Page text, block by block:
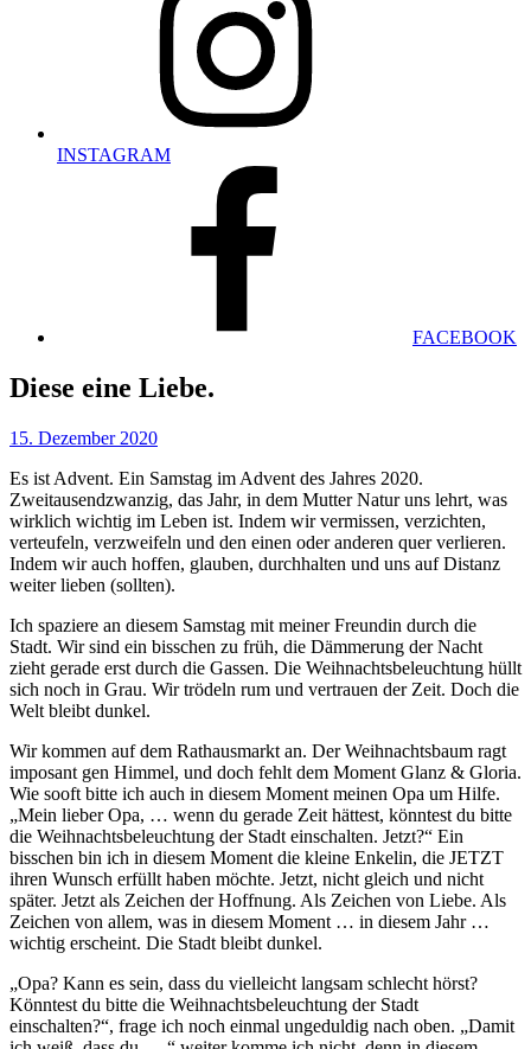
INSTAGRAM
FACEBOOK
Diese eine Liebe.
15. Dezember 2020
Es ist Advent. Ein Samstag im Advent des Jahres 2020.
Zweitausendzwanzig, das Jahr, in dem Mutter Natur uns lehrt, was
wirklich wichtig im Leben ist. Indem wir vermissen, verzichten,
verteufeln, verzweifeln und den einen oder anderen quer verlieren.
Indem wir auch hoffen, glauben, durchhalten und uns auf Distanz
weiter lieben (sollten).
Ich spaziere an diesem Samstag mit meiner Freundin durch die
Stadt. Wir sind ein bisschen zu früh, die Dämmerung der Nacht
zieht gerade erst durch die Gassen. Die Weihnachtsbeleuchtung hüllt
sich noch in Grau. Wir trödeln rum und vertrauen der Zeit. Doch die
Welt bleibt dunkel.
Wir kommen auf dem Rathausmarkt an. Der Weihnachtsbaum ragt
imposant gen Himmel, und doch fehlt dem Moment Glanz & Gloria.
Wie sooft bitte ich auch in diesem Moment meinen Opa um Hilfe.
„Mein lieber Opa, … wenn du gerade Zeit hättest, könntest du bitte
die Weihnachtsbeleuchtung der Stadt einschalten. Jetzt?“ Ein
bisschen bin ich in diesem Moment die kleine Enkelin, die JETZT
ihren Wunsch erfüllt haben möchte. Jetzt, nicht gleich und nicht
später. Jetzt als Zeichen der Hoffnung. Als Zeichen von Liebe. Als
Zeichen von allem, was in diesem Moment … in diesem Jahr …
wichtig erscheint. Die Stadt bleibt dunkel.
„Opa? Kann es sein, dass du vielleicht langsam schlecht hörst?
Könntest du bitte die Weihnachtsbeleuchtung der Stadt
einschalten?“, frage ich noch einmal ungeduldig nach oben. „Damit